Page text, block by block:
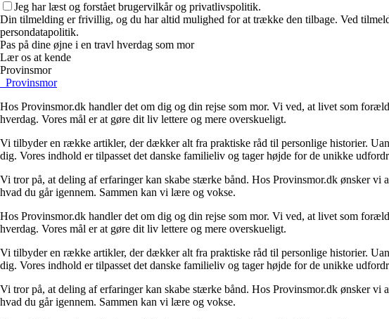
Jeg har læst og forstået brugervilkår og privatlivspolitik.
Din tilmelding er frivillig, og du har altid mulighed for at trække den tilbage. Ved
persondatapolitik.
Pas på dine øjne i en travl hverdag som mor
Lær os at kende
Provinsmor
Provinsmor
Hos Provinsmor.dk handler det om dig og din rejse som mor. Vi ved, at livet som
hverdag. Vores mål er at gøre dit liv lettere og mere overskueligt.
Vi tilbyder en række artikler, der dækker alt fra praktiske råd til personlige historier.
dig. Vores indhold er tilpasset det danske familieliv og tager højde for de unikke
Vi tror på, at deling af erfaringer kan skabe stærke bånd. Hos Provinsmor.dk ønsker
hvad du går igennem. Sammen kan vi lære og vokse.
Hos Provinsmor.dk handler det om dig og din rejse som mor. Vi ved, at livet som
hverdag. Vores mål er at gøre dit liv lettere og mere overskueligt.
Vi tilbyder en række artikler, der dækker alt fra praktiske råd til personlige historier.
dig. Vores indhold er tilpasset det danske familieliv og tager højde for de unikke
Vi tror på, at deling af erfaringer kan skabe stærke bånd. Hos Provinsmor.dk ønsker
hvad du går igennem. Sammen kan vi lære og vokse.